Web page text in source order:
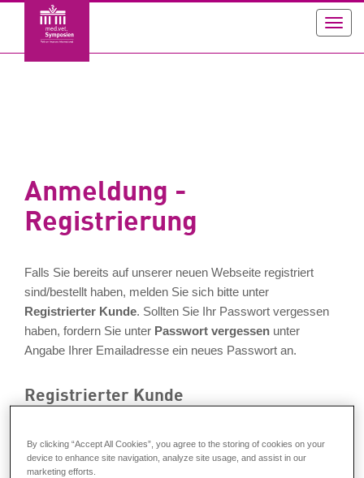
Anmeldung -
Registrierung
Falls Sie bereits auf unserer neuen Webseite registriert
sind/bestellt haben, melden Sie sich bitte unter
Registrierter Kunde. Sollten Sie Ihr Passwort vergessen
haben, fordern Sie unter Passwort vergessen unter
Angabe Ihrer Emailadresse ein neues Passwort an.
Registrierter Kunde
By clicking “Accept All Cookies”, you agree to the storing of cookies on your
device to enhance site navigation, analyze site usage, and assist in our
marketing efforts.